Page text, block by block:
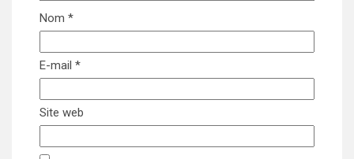
Nom *
E-mail *
Site web